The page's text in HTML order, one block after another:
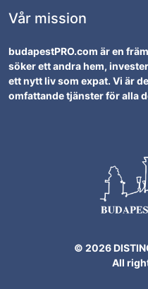
Vår mission
budapestPRO.com är en
söker ett andra hem,
ett nytt liv som expat. Vi är
omfattande tjänster för alla
© 2026
All